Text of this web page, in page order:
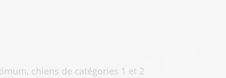
chiens de catégories 1 et 2